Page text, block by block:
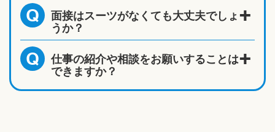
Q 面接はスーツがなくても大丈夫でしょ
うか？
Q 仕事の紹介や相談をお願いすることは
できますか？